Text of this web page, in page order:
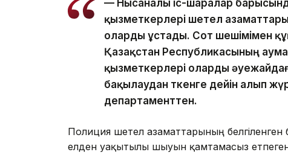
— Нысаналы іс-шаралар
қызметкерлері шетел
оларды ұстады. Сот шешімімен
Қазақстан Республикасының
қызметкерлері оларды
бақылаудан өткенге дейін алып
департаменттен.
Полиция шетел азаматтарының белгіленген
елден уақытылы шығуын қамтамасыз